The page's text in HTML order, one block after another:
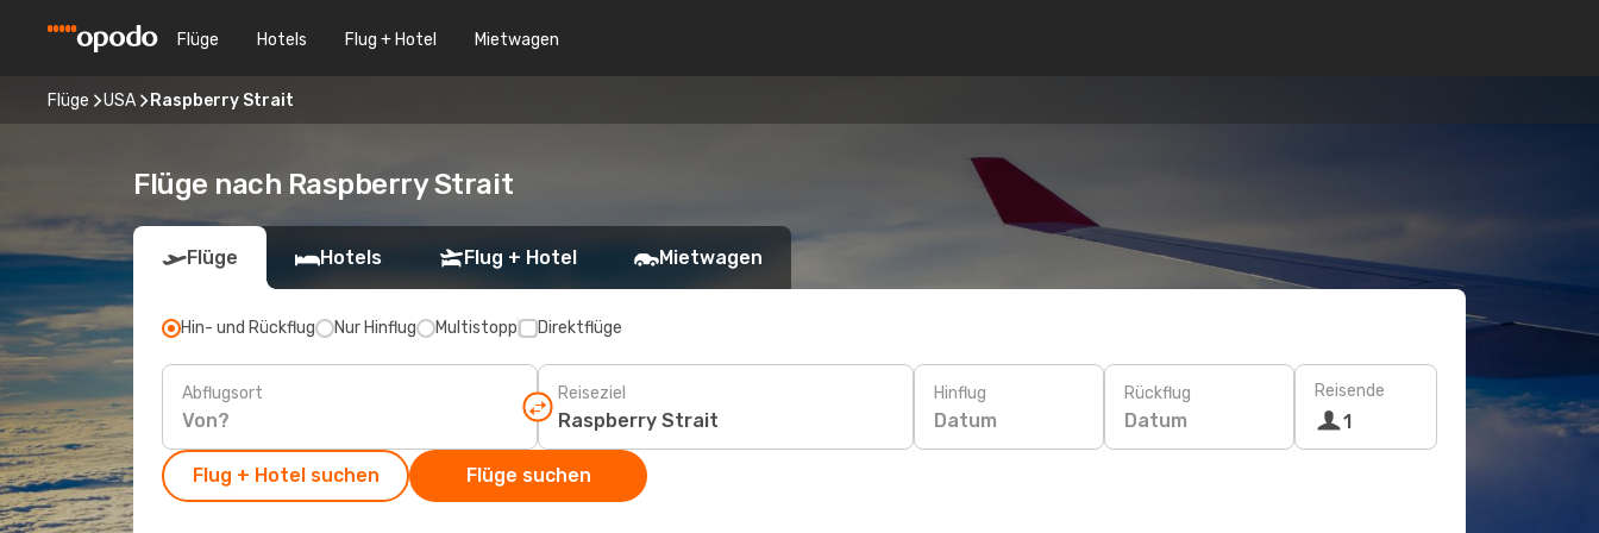
Flüge Hotels Flug + Hotel Mietwagen
Flüge USA Raspberry Strait
Flüge nach Raspberry Strait
Flüge Hotels Flug + Hotel Mietwagen
Hin- und Rückflug Nur Hinflug Multistopp Direktflüge
Abflugsort Reiseziel Hinflug
Datum
Rückflug
Datum
Reisende
1
Flug + Hotel suchen Flüge suchen